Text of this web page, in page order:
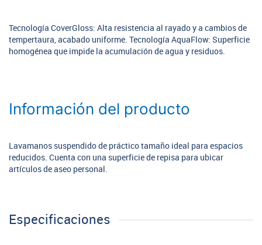
Tecnología CoverGloss: Alta resistencia al rayado y a cambios de
tempertaura, acabado uniforme. Tecnología AquaFlow: Superficie
homogénea que impide la acumulación de agua y residuos.
Información del producto
Lavamanos suspendido de práctico tamaño ideal para espacios
reducidos. Cuenta con una superficie de repisa para ubicar
artículos de aseo personal.
Especificaciones